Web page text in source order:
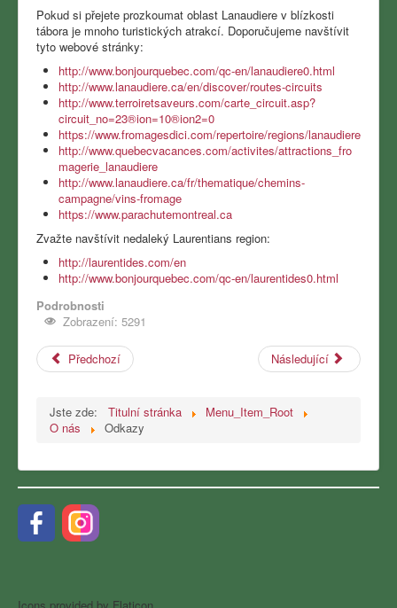
Pokud si přejete prozkoumat oblast Lanaudiere v blízkosti
tábora je mnoho turistických atrakcí. Doporučujeme navštívit
tyto webové stránky:
http://www.bonjourquebec.com/qc-en/lanaudiere0.html
http://www.lanaudiere.ca/en/discover/routes-circuits
http://www.terroiretsaveurs.com/carte_circuit.asp?
circuit_no=23®ion=10®ion2=0
https://www.fromagesdici.com/repertoire/regions/lanaudiere
http://www.quebecvacances.com/activites/attractions_fro
magerie_lanaudiere
http://www.lanaudiere.ca/fr/thematique/chemins-
campagne/vins-fromage
https://www.parachutemontreal.ca
Zvažte navštívit nedaleký Laurentians region:
http://laurentides.com/en
http://www.bonjourquebec.com/qc-en/laurentides0.html
Podrobnosti
Zobrazení: 5291
Předchozí Následující
Jste zde: Titulní stránka
Menu_Item_Root
O nás
Odkazy